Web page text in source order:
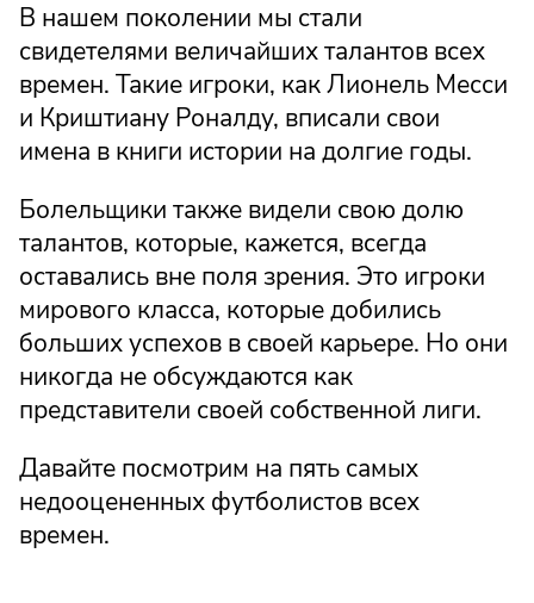
В нашем поколении мы стали
свидетелями величайших талантов всех
времен. Такие игроки, как Лионель Месси
и Криштиану Роналду, вписали свои
имена в книги истории на долгие годы.
Болельщики также видели свою долю
талантов, которые, кажется, всегда
оставались вне поля зрения. Это игроки
мирового класса, которые добились
больших успехов в своей карьере. Но они
никогда не обсуждаются как
представители своей собственной лиги.
Давайте посмотрим на пять самых
недооцененных футболистов всех
времен.